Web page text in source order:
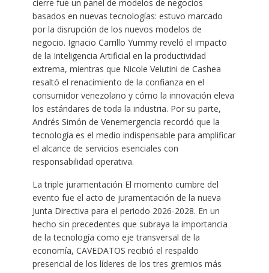
cierre fue un panel de modelos de negocios
basados en nuevas tecnologías: estuvo marcado
por la disrupción de los nuevos modelos de
negocio. Ignacio Carrillo Yummy reveló el impacto
de la Inteligencia Artificial en la productividad
extrema, mientras que Nicole Velutini de Cashea
resaltó el renacimiento de la confianza en el
consumidor venezolano y cómo la innovación eleva
los estándares de toda la industria. Por su parte,
Andrés Simón de Venemergencia recordó que la
tecnología es el medio indispensable para amplificar
el alcance de servicios esenciales con
responsabilidad operativa.
La triple juramentación El momento cumbre del
evento fue el acto de juramentación de la nueva
Junta Directiva para el periodo 2026-2028. En un
hecho sin precedentes que subraya la importancia
de la tecnología como eje transversal de la
economía, CAVEDATOS recibió el respaldo
presencial de los líderes de los tres gremios más